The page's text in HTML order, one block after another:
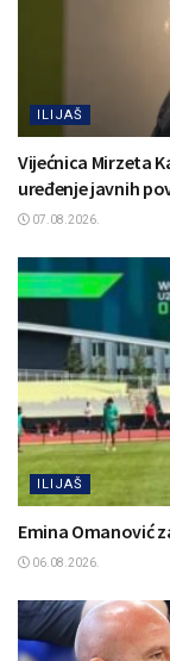
ILIJAŠ
Vijećnica Mirzeta
uređenje javnih
07.08.2026.
ILIJAŠ
Emina Omanović
06.08.2026.